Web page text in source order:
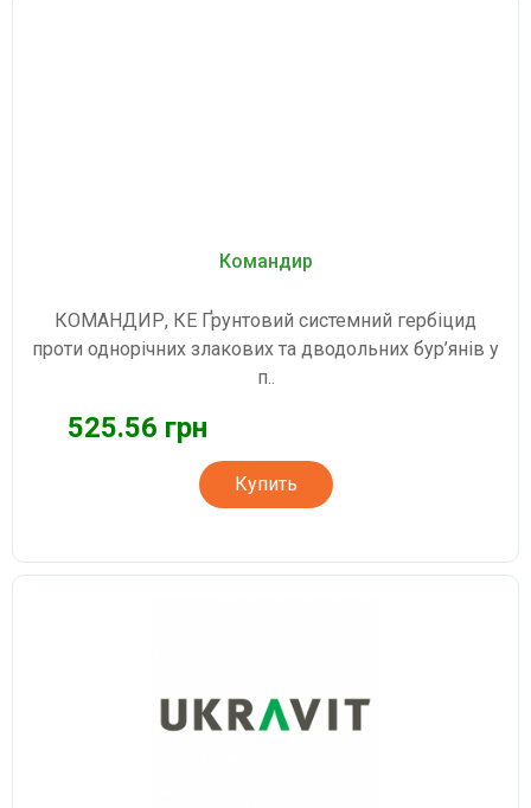
Командир
КОМАНДИР, КЕ Ґрунтовий системний гербіцид
проти однорічних злакових та дводольних бур’янів у
п..
525.56 грн
Купить